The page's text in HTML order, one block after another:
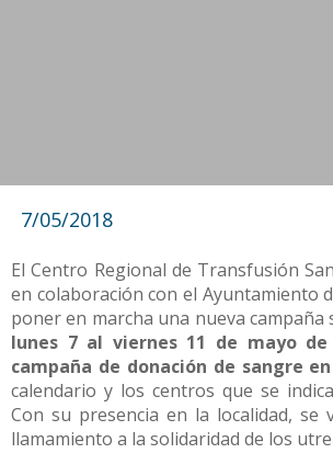
7/05/2018
El Centro Regional de Transfusión
en colaboración con el Ayuntamiento
poner en marcha una nueva campaña
lunes 7 al viernes 11 de mayo de
campaña de donación de sangre
calendario y los centros que se
Con su presencia en la localidad, se
llamamiento a la solidaridad de los